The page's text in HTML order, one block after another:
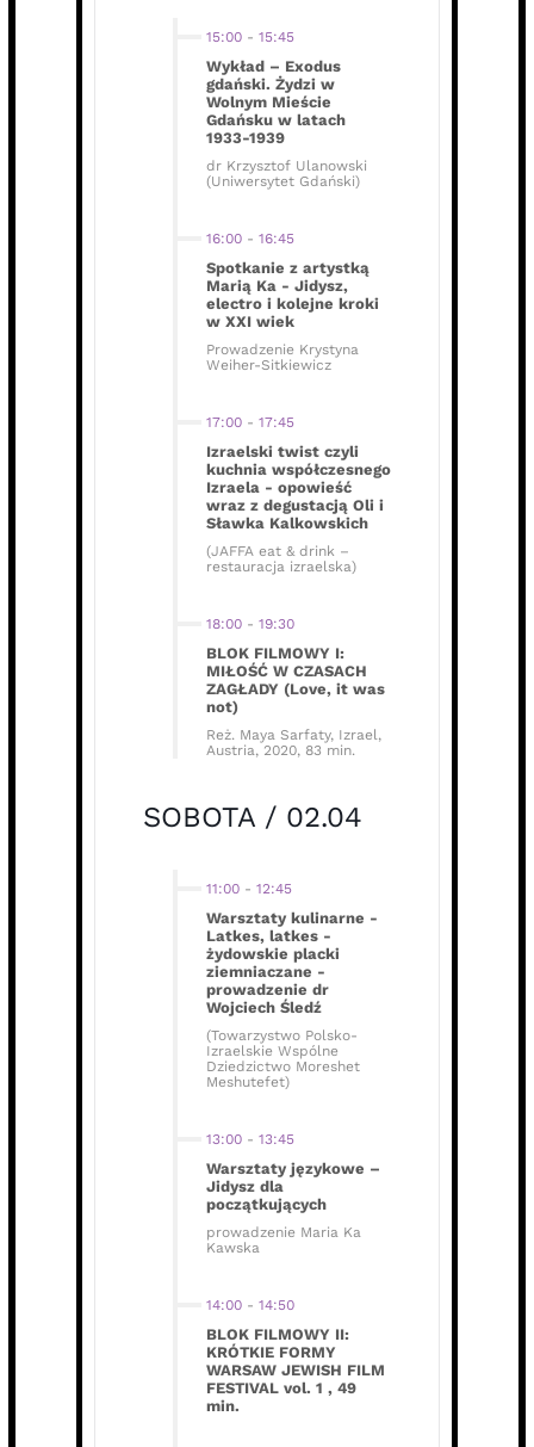
15:00 - 15:45
Wykład – Exodus
gdański. Żydzi w
Wolnym Mieście
Gdańsku w latach
1933-1939
dr Krzysztof Ulanowski
(Uniwersytet Gdański)
16:00 - 16:45
Spotkanie z artystką
Marią Ka - Jidysz,
electro i kolejne kroki
w XXI wiek
Prowadzenie Krystyna
Weiher-Sitkiewicz
17:00 - 17:45
Izraelski twist czyli
kuchnia współczesnego
Izraela - opowieść
wraz z degustacją Oli i
Sławka Kalkowskich
(JAFFA eat & drink –
restauracja izraelska)
18:00 - 19:30
BLOK FILMOWY I:
MIŁOŚĆ W CZASACH
ZAGŁADY (Love, it was
not)
Reż. Maya Sarfaty, Izrael,
Austria, 2020, 83 min.
SOBOTA / 02.04
11:00 - 12:45
Warsztaty kulinarne -
Latkes, latkes -
żydowskie placki
ziemniaczane -
prowadzenie dr
Wojciech Śledź
(Towarzystwo Polsko-
Izraelskie Wspólne
Dziedzictwo Moreshet
Meshutefet)
13:00 - 13:45
Warsztaty językowe –
Jidysz dla
początkujących
prowadzenie Maria Ka
Kawska
14:00 - 14:50
BLOK FILMOWY II:
KRÓTKIE FORMY
WARSAW JEWISH FILM
FESTIVAL vol. 1 , 49
min.